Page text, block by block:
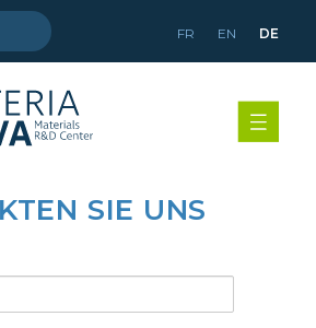
FR EN DE
SIE UNS